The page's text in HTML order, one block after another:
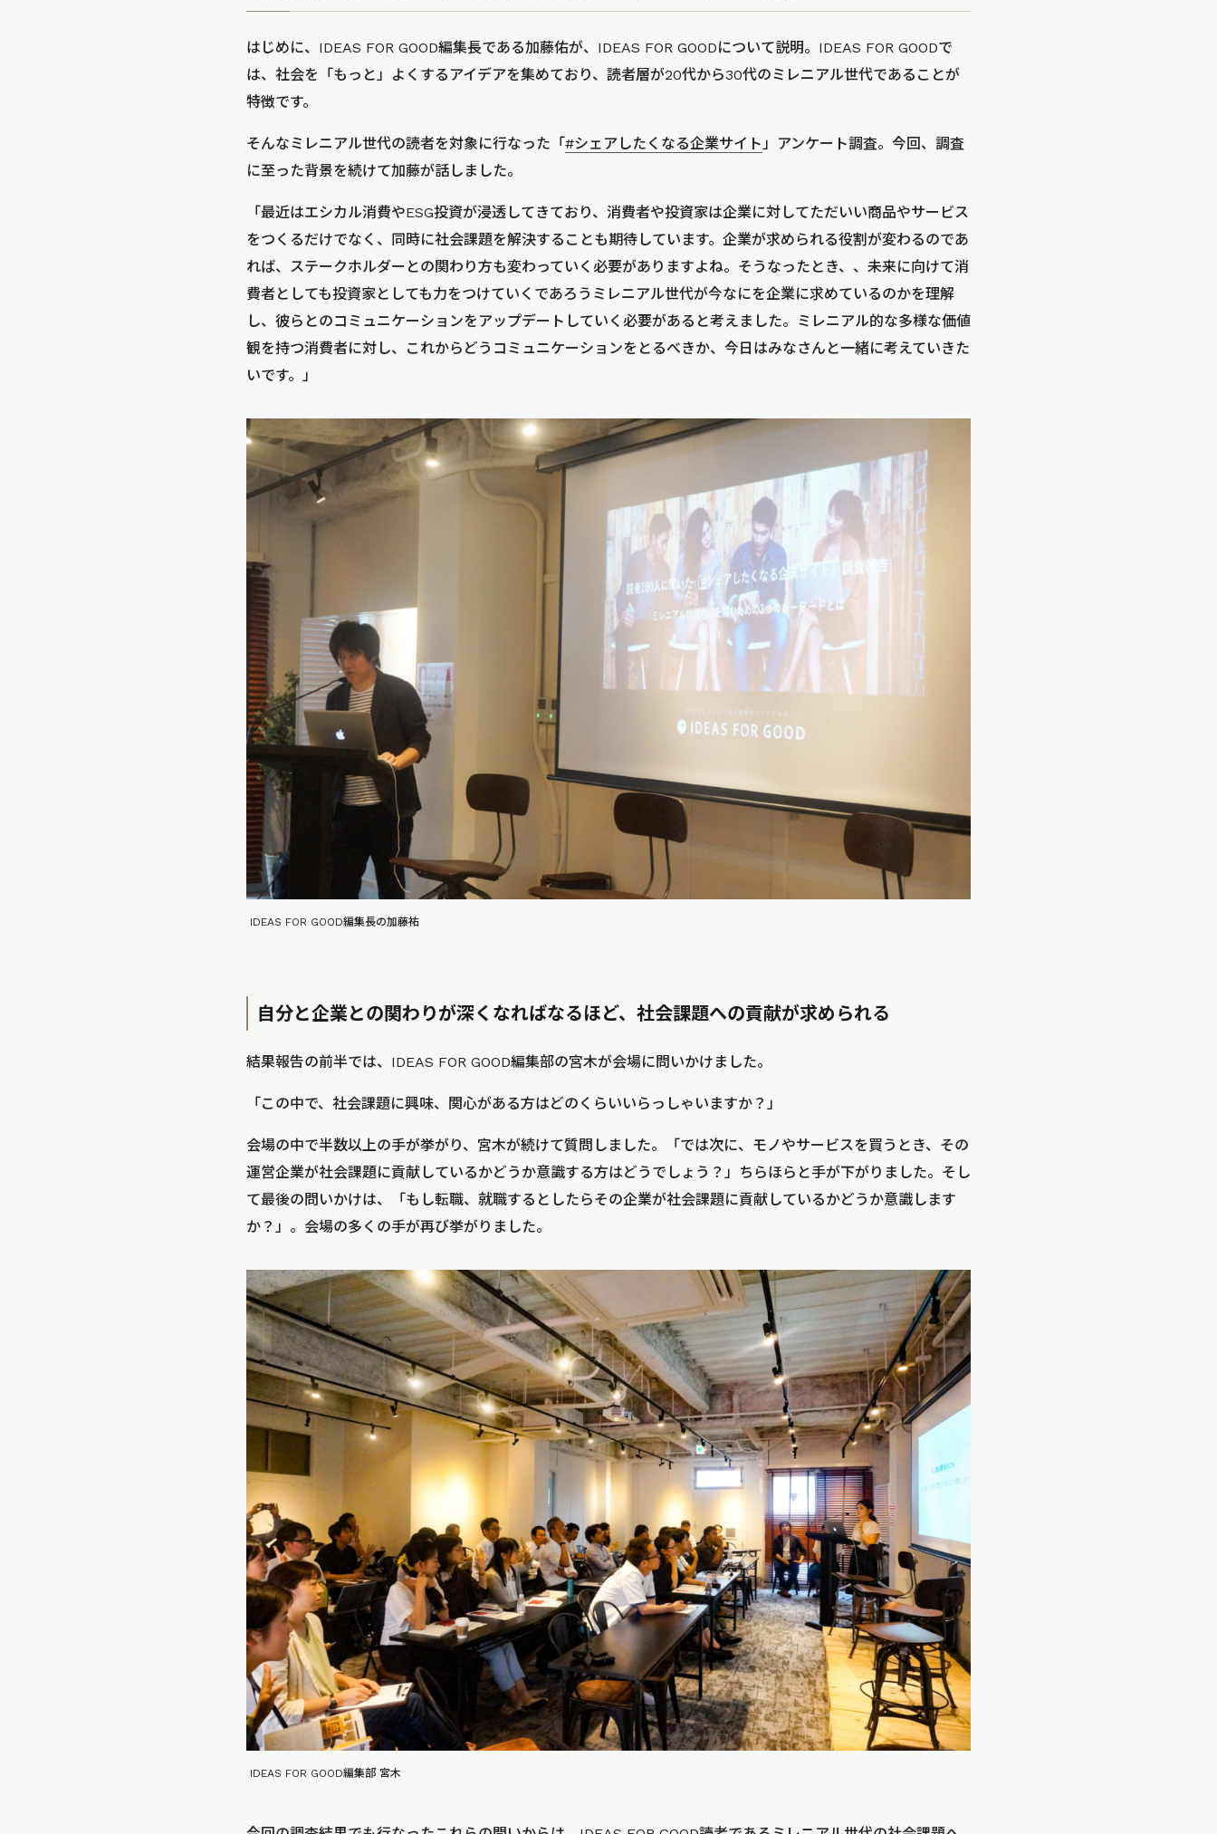
はじめに、IDEAS FOR GOOD編集長である加藤佑が、IDEAS FOR GOODについて説明。IDEAS FOR GOODで
は、社会を「もっと」よくするアイデアを集めており、読者層が20代から30代のミレニアル世代であることが
特徴です。
そんなミレニアル世代の読者を対象に行なった「#シェアしたくなる企業サイト 」アンケート調査。今回、調査
に至った背景を続けて加藤が話しました。
「最近はエシカル消費やESG投資が浸透してきており、消費者や投資家は企業に対してただいい商品やサービス
をつくるだけでなく、同時に社会課題を解決することも期待しています。企業が求められる役割が変わるのであ
れば、ステークホルダーとの関わり方も変わっていく必要がありますよね。そうなったとき、、未来に向けて消
費者としても投資家としても力をつけていくであろうミレニアル世代が今なにを企業に求めているのかを理解
し、彼らとのコミュニケーションをアップデートしていく必要があると考えました。ミレニアル的な多様な価値
観を持つ消費者に対し、これからどうコミュニケーションをとるべきか、今日はみなさんと一緒に考えていきた
いです。」
IDEAS FOR GOOD編集長の加藤祐
自分と企業との関わりが深くなればなるほど、社会課題への貢献が求められる
結果報告の前半では、IDEAS FOR GOOD編集部の宮木が会場に問いかけました。
「この中で、社会課題に興味、関心がある方はどのくらいいらっしゃいますか？」
会場の中で半数以上の手が挙がり、宮木が続けて質問しました。「では次に、モノやサービスを買うとき、その
運営企業が社会課題に貢献しているかどうか意識する方はどうでしょう？」ちらほらと手が下がりました。そし
て最後の問いかけは、「もし転職、就職するとしたらその企業が社会課題に貢献しているかどうか意識します
か？」。会場の多くの手が再び挙がりました。
IDEAS FOR GOOD編集部 宮木